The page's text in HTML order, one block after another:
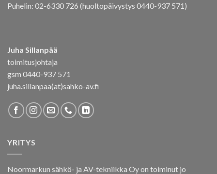
Puhelin: 02-6330 726 (huoltopäivystys 0440-937 571)
Juha Sillanpää
toimitusjohtaja
gsm 0440-937 571
juha.sillanpaa(at)sahko-av.fi
YRITYS
Noormarkun sähkö- ja AV-tekniikka Oy on toiminut jo